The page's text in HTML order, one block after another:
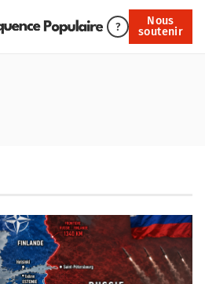
?
Nous
soutenir
Nous soutenir